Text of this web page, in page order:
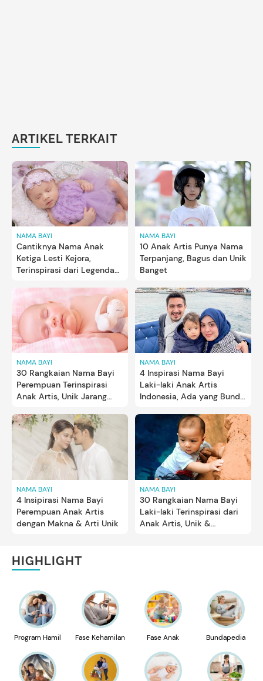
ARTIKEL TERKAIT
NAMA BAYI
Cantiknya Nama Anak
Ketiga Lesti Kejora,
Terinspirasi dari Legenda
NAMA BAYI
10 Anak Artis Punya Nama
Terpanjang, Bagus dan Unik
Banget
NAMA BAYI
30 Rangkaian Nama Bayi
Perempuan Terinspirasi
Anak Artis, Unik Jarang
NAMA BAYI
4 Inspirasi Nama Bayi
Laki-laki Anak Artis
Indonesia, Ada yang Bunda
NAMA BAYI
4 Insipirasi Nama Bayi
Perempuan Anak Artis
dengan Makna & Arti Unik
NAMA BAYI
30 Rangkaian Nama Bayi
Laki-laki Terinspirasi dari
Anak Artis, Unik &
HIGHLIGHT
Program Hamil Fase Kehamilan Fase Anak Bundapedia